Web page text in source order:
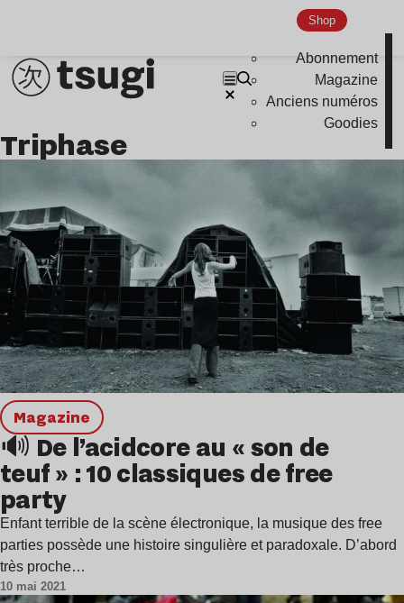
Shop
Abonnement
Magazine
Anciens numéros
Goodies
Triphase
magazine
🔊 De l’acidcore au « son de
teuf » : 10 classiques de free
party
Enfant terrible de la scène électronique, la musique des free
parties possède une histoire singulière et paradoxale. D’abord
très proche…
10 mai 2021